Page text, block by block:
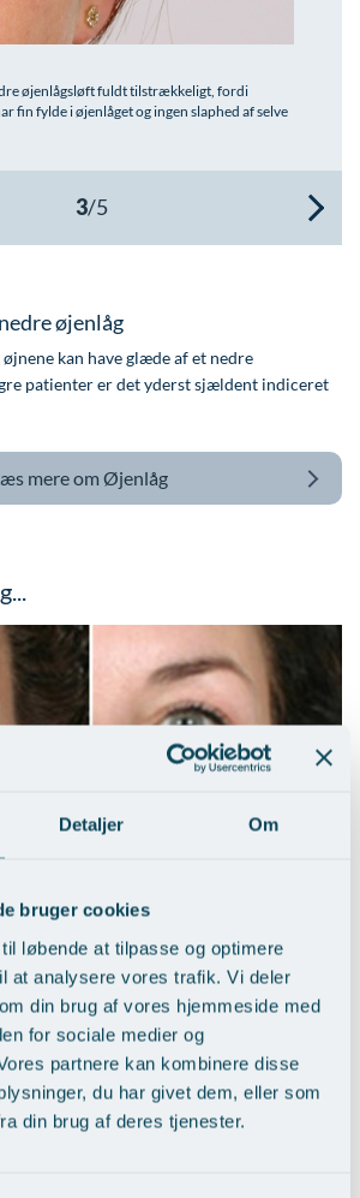
Detaljer Om
bruger cookies
løbende at tilpasse og optimere
at analysere vores trafik. Vi deler
din brug af vores hjemmeside med
for sociale medier og
partnere kan kombinere disse
du har givet dem, eller som
din brug af deres tjenester.
øjenlågsløft fuldt tilstrækkeligt, fordi
fin fylde i øjenlåget og ingen slaphed af selve
øjenlåg
kan have glæde af et nedre
patienter er det yderst sjældent indiceret
mere om Øjenlåg
>